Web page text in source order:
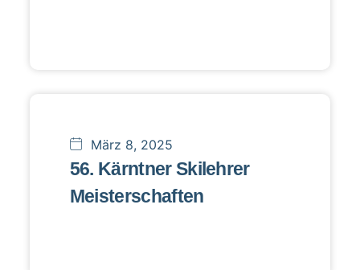
März 8, 2025
56. Kärntner Skilehrer
Meisterschaften